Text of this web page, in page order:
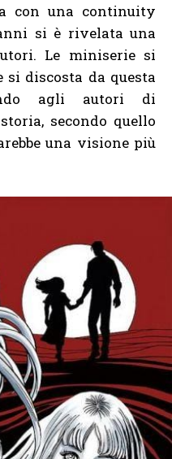
con una continuity
si è rivelata una
Le miniserie si
discosta da questa
agli autori di
secondo quello
una visione più